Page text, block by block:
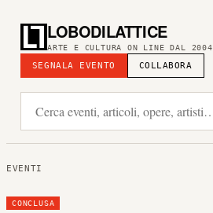
LOBODILATTICE
ARTE E CULTURA ON LINE DAL 2004
SEGNALA EVENTO COLLABORA
EVENTI
CONCLUSA